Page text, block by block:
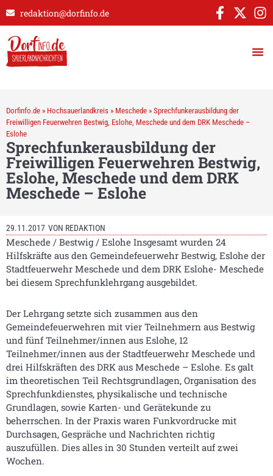
redaktion@dorfinfo.de
Dorfinfo.de » Hochsauerlandkreis » Meschede » Sprechfunkerausbildung der
Freiwilligen Feuerwehren Bestwig, Eslohe, Meschede und dem DRK Meschede –
Eslohe
Sprechfunkerausbildung der
Freiwilligen Feuerwehren Bestwig,
Eslohe, Meschede und dem DRK
Meschede – Eslohe
29.11.2017 VON REDAKTION
Meschede / Bestwig / Eslohe Insgesamt wurden 24
Hilfskräfte aus den Gemeindefeuerwehr Bestwig, Eslohe der
Stadtfeuerwehr Meschede und dem DRK Eslohe- Meschede
bei diesem Sprechfunklehrgang ausgebildet.
Der Lehrgang setzte sich zusammen aus den
Gemeindefeuerwehren mit vier Teilnehmern aus Bestwig
und fünf Teilnehmer/innen aus Eslohe, 12
Teilnehmer/innen aus der Stadtfeuerwehr Meschede und
drei Hilfskräften des DRK aus Meschede – Eslohe. Es galt
im theoretischen Teil Rechtsgrundlagen, Organisation des
Sprechfunkdienstes, physikalische und technische
Grundlagen, sowie Karten- und Gerätekunde zu
beherrschen. In der Praxis waren Funkvordrucke mit
Durchsagen, Gespräche und Nachrichten richtig
auszufüllen. Dies alles in 30 Stunden verteilt auf zwei
Wochen.